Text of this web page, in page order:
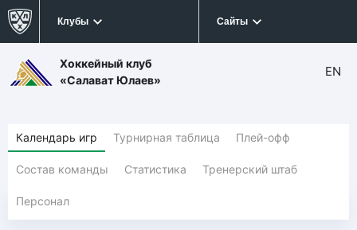
Клубы Сайты
Хоккейный клуб
«Салават Юлаев»
EN
Календарь игр Турнирная таблица Плей-офф
Состав команды Статистика Тренерский штаб
Персонал